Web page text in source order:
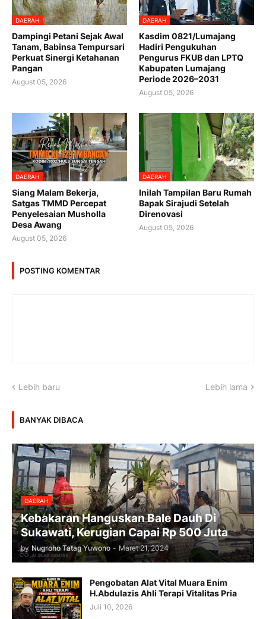
DAERAH
Dampingi Petani Sejak Awal
Tanam, Babinsa Tempursari
Perkuat Sinergi Ketahanan
Pangan
August 05, 2026
DAERAH
Kasdim 0821/Lumajang
Hadiri Pengukuhan
Pengurus FKUB dan LPTQ
Kabupaten Lumajang
Periode 2026–2031
August 05, 2026
DAERAH
Siang Malam Bekerja,
Satgas TMMD Percepat
Penyelesaian Musholla
Desa Awang
August 05, 2026
DAERAH
Inilah Tampilan Baru Rumah
Bapak Sirajudi Setelah
Direnovasi
August 05, 2026
POSTING KOMENTAR
Lebih baru Lebih lama
BANYAK DIBACA
DAERAH
Kebakaran Hanguskan Bale Dauh Di
Sukawati, Kerugian Capai Rp 500 Juta
by Nugroho Tatag Yuwono - Maret 21, 2024
Pengobatan Alat Vital Muara Enim
H.Abdulazis Ahli Terapi Vitalitas Pria
Juli 10, 2026